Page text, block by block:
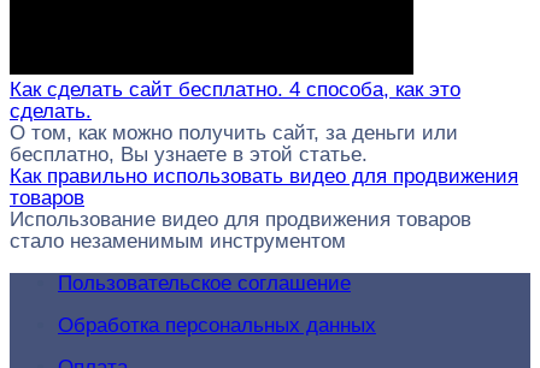
Как сделать сайт бесплатно. 4 способа, как это
сделать.
О том, как можно получить сайт, за деньги или
бесплатно, Вы узнаете в этой статье.
Как правильно использовать видео для продвижения
товаров
Использование видео для продвижения товаров
стало незаменимым инструментом
Пользовательское соглашение
Обработка персональных данных